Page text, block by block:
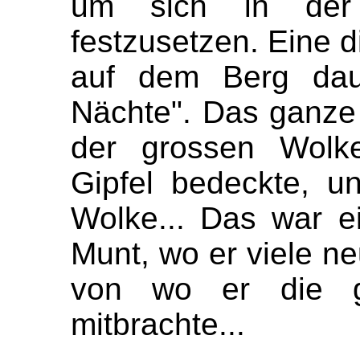
festzusetzen. Eine
auf dem Berg
Nächte". Das
der grossen
Gipfel bedeckte,
Wolke... Das war
Munt, wo er viele
von wo er die
mitbrachte...